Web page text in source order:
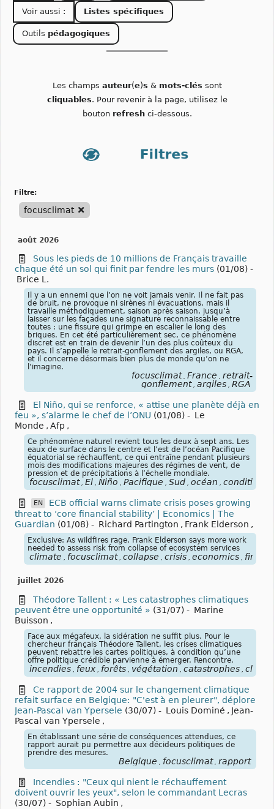
Voir aussi : Listes spécifiques
Outils pédagogiques
Les champs auteur(e)s & mots-clés sont
cliquables. Pour revenir à la page, utilisez le
bouton refreshci-dessous.
filtre:
focusclimat
août 2026
Sous les pieds de 10 millions de Français travaille
chaque été un sol qui finit par fendre les murs (01/08) -
Brice L.
Il y a un ennemi que l’on ne voit jamais venir. Il ne fait pas
de bruit, ne provoque ni sirènes ni évacuations, mais il
travaille méthodiquement, saison après saison, jusqu’à
laisser sur les façades une signature reconnaissable entre
toutes : une fissure qui grimpe en escalier le long des
briques. En cet été particulièrement sec, ce phénomène
discret est en train de devenir l’un des plus coûteux du
pays. Il s’appelle le retrait-gonflement des argiles, ou RGA,
et il concerne désormais bien plus de monde qu’on ne
l’imagine.
focusclimat , France , retrait-
gonflement , argiles , RGA
El Niño, qui se renforce, « attise une planète déjà en
feu », s’alarme le chef de l’ONU (01/08) - Le
Monde , Afp ,
Ce phénomène naturel revient tous les deux à sept ans. Les
eaux de surface dans le centre et l’est de l’océan Pacifique
équatorial se réchauffent, ce qui entraîne pendant plusieurs
mois des modifications majeures des régimes de vent, de
pression et de précipitations à l’échelle mondiale.
focusclimat , El , Niño , Pacifique , Sud , océan , conditions
EN
ECB official warns climate crisis poses growing
threat to ‘core financial stability’ | Economics | The
Guardian (01/08) - Richard Partington , Frank Elderson ,
Exclusive: As wildfires rage, Frank Elderson says more work
needed to assess risk from collapse of ecosystem services
climate , focusclimat , collapse , crisis , economics ,
juillet 2026
Théodore Tallent : « Les catastrophes climatiques
peuvent être une opportunité » (31/07) - Marine
Buisson ,
Face aux mégafeux, la sidération ne suffit plus. Pour le
chercheur français Théodore Tallent, les crises climatiques
peuvent rebattre les cartes politiques, à condition qu’une
offre politique crédible parvienne à émerger. Rencontre.
incendies , feux , forêts , végétation , catastrophes ,
Ce rapport de 2004 sur le changement climatique
refait surface en Belgique: "C'est à en pleurer", déplore
Jean-Pascal van Ypersele (30/07) - Louis Dominé , Jean-
Pascal van Ypersele ,
En établissant une série de conséquences attendues, ce
rapport aurait pu permettre aux décideurs politiques de
prendre des mesures.
Belgique , focusclimat , rapport
Incendies : "Ceux qui nient le réchauffement
doivent ouvrir les yeux", selon le commandant Lecras
(30/07) - Sophian Aubin ,